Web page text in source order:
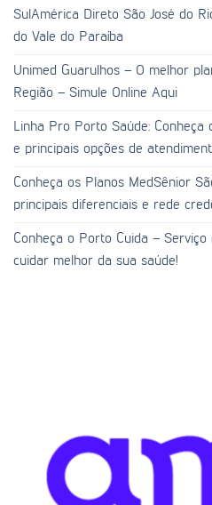
SulAmérica Direto São José do
do Vale do Paraíba
Unimed Guarulhos – O melhor
Região – Simule Online Aqui
Linha Pro Porto Saúde: Conheça
e principais opções de
Conheça os Planos MedSênior
principais diferenciais e rede
Conheça o Porto Cuida –
cuidar melhor da sua saúde!